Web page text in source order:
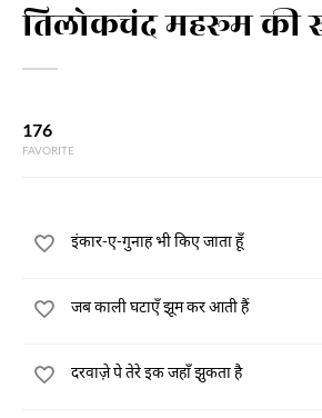
तिलोकचंद महरूम की
176
FAVORITE
इंकार-ए-गुनाह भी किए जाता हूँ
जब काली घटाएँ झूम कर आती हैं
दरवाज़े पे तेरे इक जहाँ झुकता है